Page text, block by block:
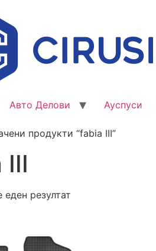
Авто Делови Ауспуси
продукти “fabia III”
III
резултат